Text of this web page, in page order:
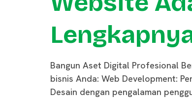
Bangun Aset Digital Profesional
bisnis Anda: Web Development:
Desain dengan pengalaman